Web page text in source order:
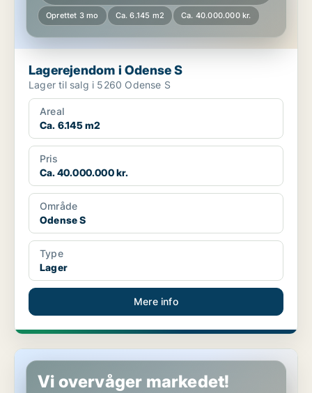
Oprettet 3 mo Ca. 6.145 m2 Ca. 40.000.000 kr.
Lagerejendom i Odense S
Lager til salg i 5260 Odense S
Areal
Ca. 6.145 m2
Pris
Ca. 40.000.000 kr.
Område
Odense S
Type
Lager
Mere info
Butik i Odense S
Vi overvåger markedet!